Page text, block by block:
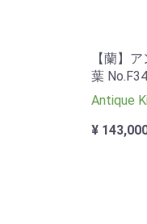
【蘭】
葉 No.F34
Antique
¥